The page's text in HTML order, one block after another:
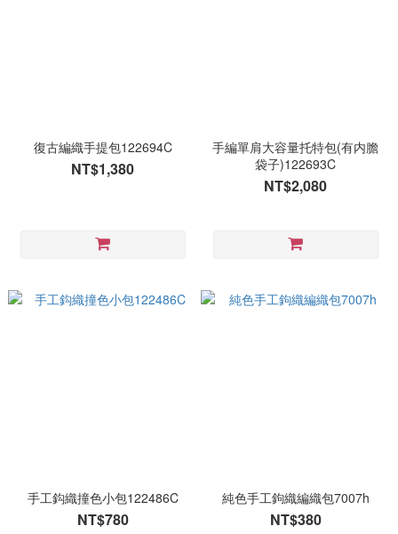
復古編織手提包122694C
NT$1,380
手編單肩大容量托特包(有内膽
袋子)122693C
NT$2,080
手工鈎織撞色小包122486C
NT$780
純色手工鉤織編織包7007h
NT$380